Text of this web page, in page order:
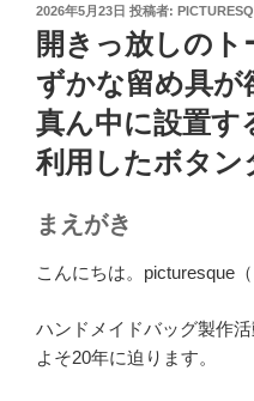
投
稿
日:
2026年5月23日 投稿者:
開きっ放しの
ずかな留め具が
真ん中に設置す
利用したボタン
まえがき
こんにちは。picturesque
ハンドメイドバッグ製作
よそ20年に迫ります。